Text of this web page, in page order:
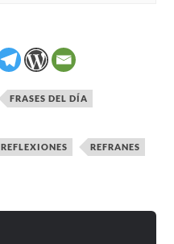
FRASES DEL DÍA
REFLEXIONES REFRANES